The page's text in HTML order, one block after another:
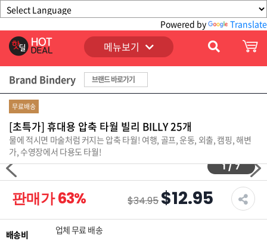
Powered by Translate
메뉴보기
Brand Bindery 브랜드 바로가기
무료배송
[초특가] 휴대용 압축 타월 빌리 BILLY 25개
물에 적시면 마술처럼 커지는 압축 타월! 여행, 골프, 운동, 외출, 캠핑, 해변
가, 수영장에서 다용도 타월!
1 / 7
판매가63% $34.95 $12.95
배송비 업체 무료 배송